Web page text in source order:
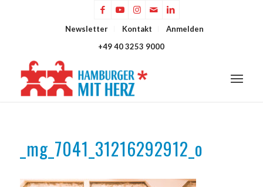
Newsletter Kontakt
Anmelden
+49 40 3253 9000
_mg_7041_31216292912_o